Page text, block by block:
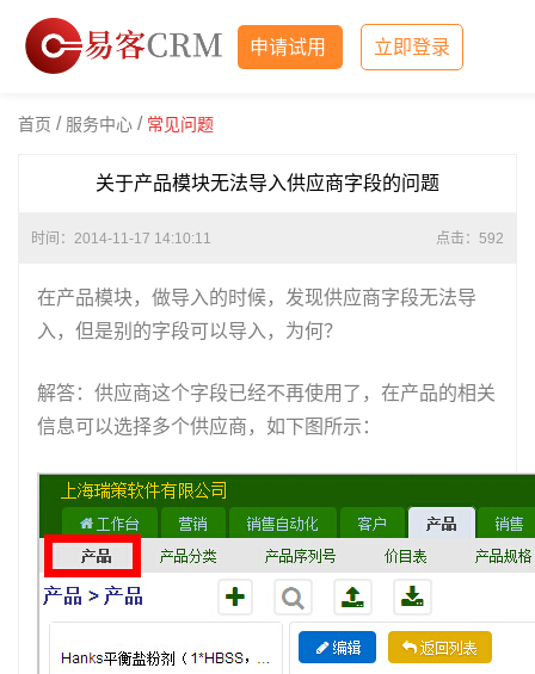
申请试用 立即登录
首页 / 服务中心 / 常见问题
关于产品模块无法导入供应商字段的问题
时间：2014-11-17 14:10:11 点击： 592
在产品模块，做导入的时候，发现供应商字段无法导
入，但是别的字段可以导入，为何？
解答：供应商这个字段已经不再使用了，在产品的相关
信息可以选择多个供应商，如下图所示：